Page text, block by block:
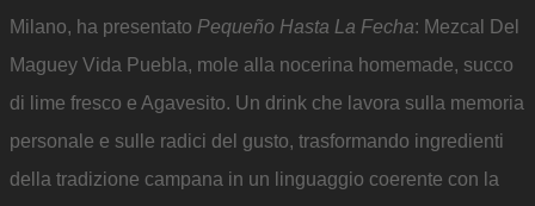
Milano, ha presentato Pequeño Hasta La Fecha: Mezcal Del
Maguey Vida Puebla, mole alla nocerina homemade, succo
di lime fresco e Agavesito. Un drink che lavora sulla memoria
personale e sulle radici del gusto, trasformando ingredienti
della tradizione campana in un linguaggio coerente con la